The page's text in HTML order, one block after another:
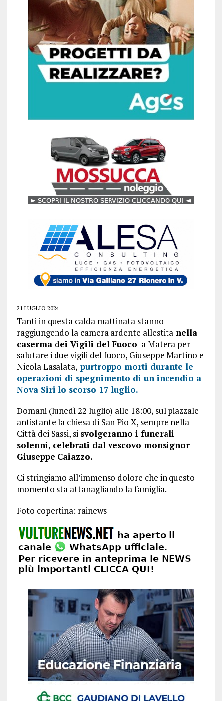
21 LUGLIO 2024
Tanti in questa calda mattinata stanno
raggiungendo la camera ardente allestitanella
caserma dei Vigili del Fuoco a Matera per
salutare i due vigili del fuoco, Giuseppe Martino e
Nicola Lasalata, purtroppo morti durante le
operazioni di spegnimento di un incendio a
Nova Siri lo scorso 17 luglio.
Domani (lunedì 22 luglio) alle 18:00, sul piazzale
antistante la chiesa di San Pio X, sempre nella
Città dei Sassi, si svolgeranno i funerali
solenni, celebrati dal vescovo monsignor
Giuseppe Caiazzo.
Ci stringiamo all’immenso dolore che in questo
momento sta attanagliando la famiglia.
Foto copertina: rainews